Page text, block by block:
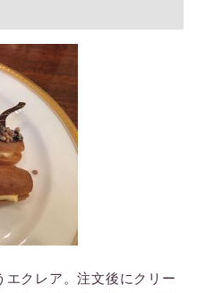
クレア。注文後にクリー